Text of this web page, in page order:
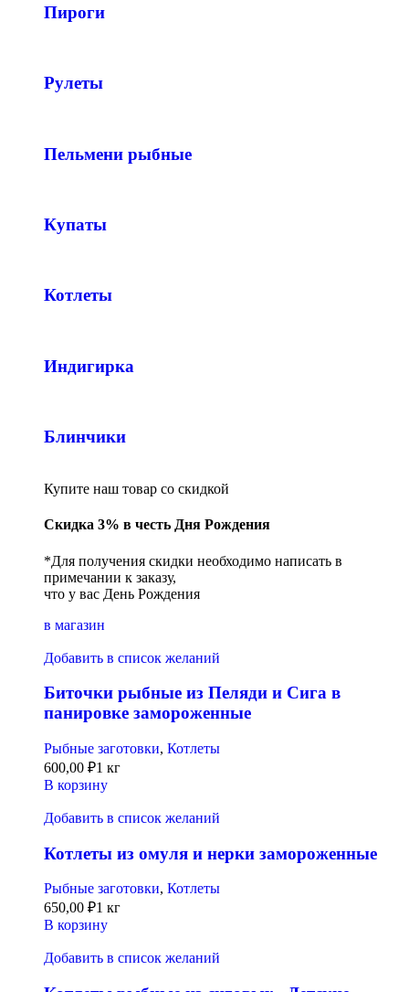
Пироги
Рулеты
Пельмени рыбные
Купаты
Котлеты
Индигирка
Блинчики
Купите наш товар со скидкой
Скидка 3% в честь Дня Рождения
*Для получения скидки необходимо написать в
примечании к заказу,
что у вас День Рождения
в магазин
Добавить в список желаний
Биточки рыбные из Пеляди и Сига в
панировке замороженные
Рыбные заготовки, Котлеты
600,00 ₽1 кг
В корзину
Добавить в список желаний
Котлеты из омуля и нерки замороженные
Рыбные заготовки, Котлеты
650,00 ₽1 кг
В корзину
Добавить в список желаний